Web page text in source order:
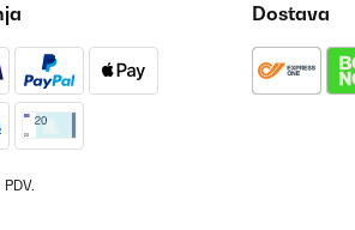
POTVRĐENI PREGLED 02/08/2021
dieses Messerset gekauft, um beim
und werden in einem schönen Etui mit
Dostava